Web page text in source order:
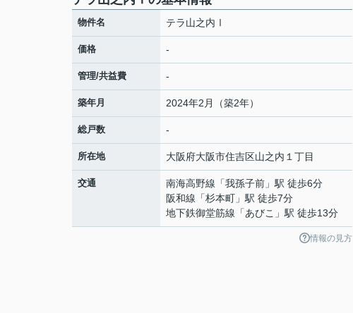
物件名 テラ山之内Ⅰ
価格 -
管理/共益費 -
築年月 2024年2月（築2年）
総戸数 -
所在地 大阪府大阪市住吉区山之内 １丁目
交通 南海高野線 「我孫子前 」駅 徒歩6分
阪和線 「杉本町 」駅 徒歩7分
地下鉄御堂筋線 「あびこ 」駅 徒歩13分
情報の見方